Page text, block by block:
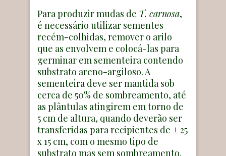
Para produzir mudas de T. carnosa,
é necessário utilizar sementes
recém-colhidas, remover o arilo
que as envolvem e colocá-las para
germinar em sementeira contendo
substrato areno-argiloso. A
sementeira deve ser mantida sob
cerca de 50% de sombreamento, até
as plântulas atingirem em torno de
5 cm de altura, quando deverão ser
transferidas para recipientes de ± 25
x 15 cm, com o mesmo tipo de
substrato mas sem sombreamento.